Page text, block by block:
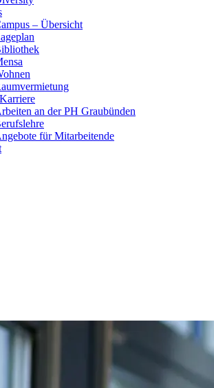
– Übersicht
an der PH Graubünden
für Mitarbeitende